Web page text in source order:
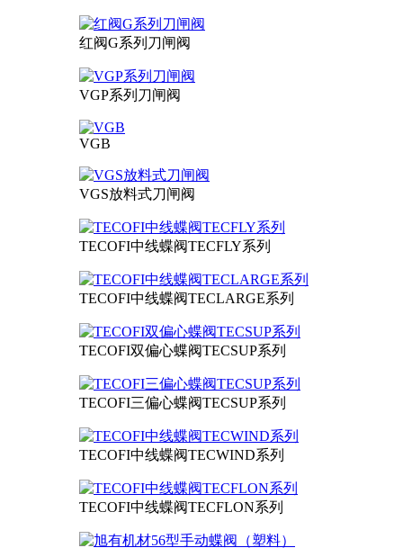
红阀G系列刀闸阀
VGP系列刀闸阀
VGB
VGS放料式刀闸阀
TECOFI中线蝶阀TECFLY系列
TECOFI中线蝶阀TECLARGE系列
TECOFI双偏心蝶阀TECSUP系列
TECOFI三偏心蝶阀TECSUP系列
TECOFI中线蝶阀TECWIND系列
TECOFI中线蝶阀TECFLON系列